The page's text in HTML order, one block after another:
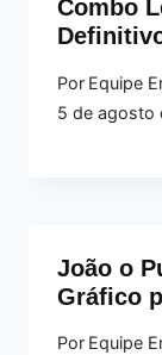
Combo
Por Equipe
5 de agosto
João o
Gráfico
Por Equipe